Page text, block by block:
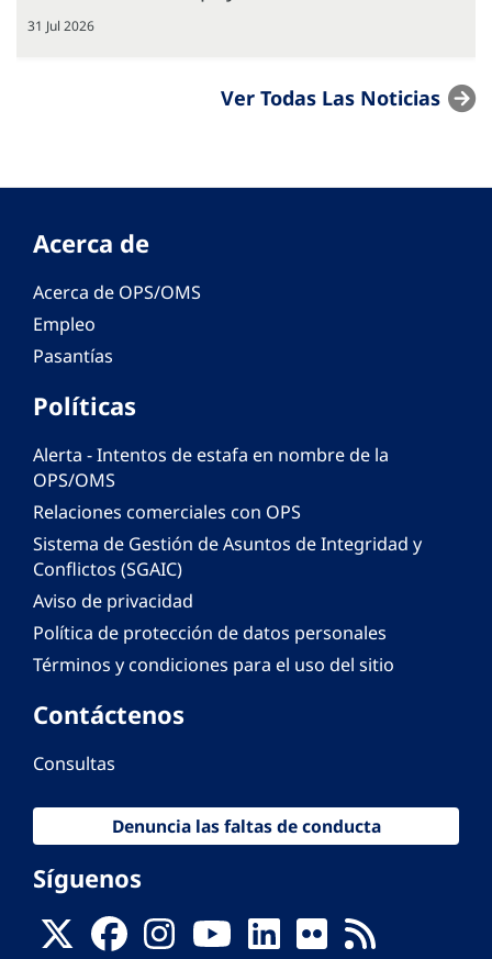
31 Jul 2026
Ver Todas Las Noticias
Acerca de
Acerca de OPS/OMS
Empleo
Pasantías
Políticas
Alerta - Intentos de estafa en nombre de la
OPS/OMS
Relaciones comerciales con OPS
Sistema de Gestión de Asuntos de Integridad y
Conflictos (SGAIC)
Aviso de privacidad
Política de protección de datos personales
Términos y condiciones para el uso del sitio
Contáctenos
Consultas
Denuncia las faltas de conducta
Síguenos